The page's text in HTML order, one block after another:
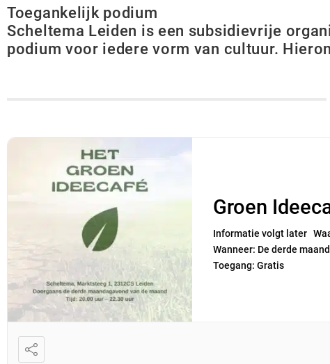
Toegankelijk podium
Scheltema Leiden is een subsidievrije
podium voor iedere vorm van cultu­ur.
Groen
Informatie volgt later
Wanneer: De derde
Toegang: Gratis